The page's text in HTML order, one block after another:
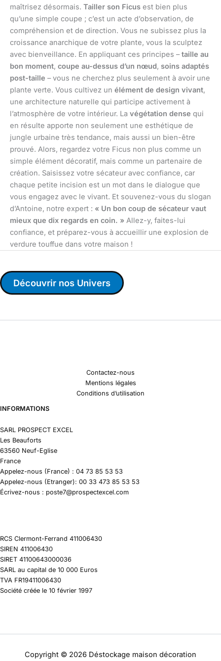
maîtrisez désormais. Tailler son Ficus est bien plus
qu’une simple coupe ; c’est un acte d’observation, de
compréhension et de direction. Vous ne subissez plus la
croissance anarchique de votre plante, vous la sculptez
avec bienveillance. En appliquant ces principes –taille au
bon moment, coupe au-dessus d’un nœud, soins adaptés
post-taille – vous ne cherchez plus seulement à avoir une
plante verte. Vous cultivez un élément de design vivant,
une architecture naturelle qui participe activement à
l’atmosphère de votre intérieur. La végétation dense qui
en résulte apporte non seulement une esthétique de
jungle urbaine très tendance, mais aussi un bien-être
prouvé. Alors, regardez votre Ficus non plus comme un
simple élément décoratif, mais comme un partenaire de
création. Saisissez votre sécateur avec confiance, car
chaque petite incision est un mot dans le dialogue que
vous engagez avec le vivant. Et souvenez-vous du slogan
d’Antoine, notre expert : « Un bon coup de sécateur vaut
mieux que dix regards en coin. » Allez-y, faites-lui
confiance, et préparez-vous à accueillir une explosion de
verdure touffue dans votre maison !
Découvrir nos Univers
Contactez-nous
Mentions légales
Conditions d’utilisation
INFORMATIONS
SARL PROSPECT EXCEL
Les Beauforts
63560 Neuf-Eglise
France
Appelez-nous (France) : 04 73 85 53 53
Appelez-nous (Etranger): 00 33 473 85 53 53
Écrivez-nous : poste7@prospectexcel.com
RCS Clermont-Ferrand 411006430
SIREN 411006430
SIRET 41100643000036
SARL au capital de 10 000 Euros
TVA FR19411006430
Société créée le 10 février 1997
Copyright © 2026 Déstockage maison décoration